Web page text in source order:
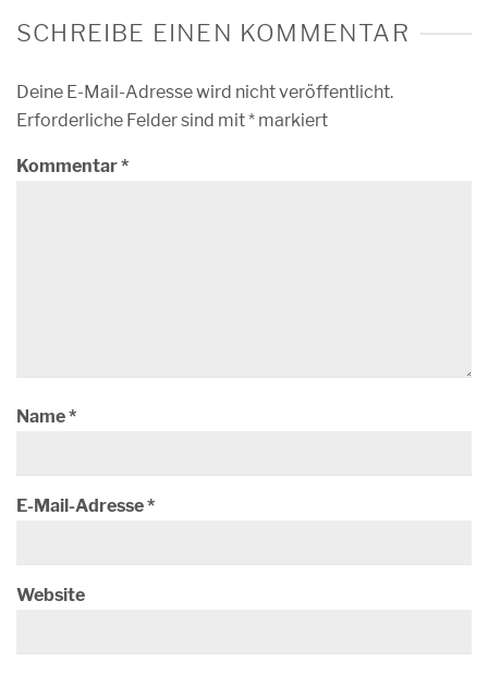
SCHREIBE EINEN KOMMENTAR
Deine E-Mail-Adresse wird nicht veröffentlicht.
Erforderliche Felder sind mit* markiert
Kommentar*
Name*
E-Mail-Adresse*
Website